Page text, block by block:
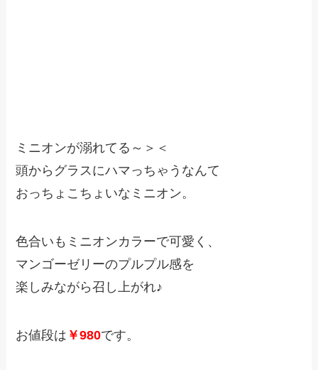
ミニオンが溺れてる～＞＜
頭からグラスにハマっちゃうなんて
おっちょこちょいなミニオン。
色合いもミニオンカラーで可愛く、
マンゴーゼリーのプルプル感を
楽しみながら召し上がれ♪
お値段は ￥980です。